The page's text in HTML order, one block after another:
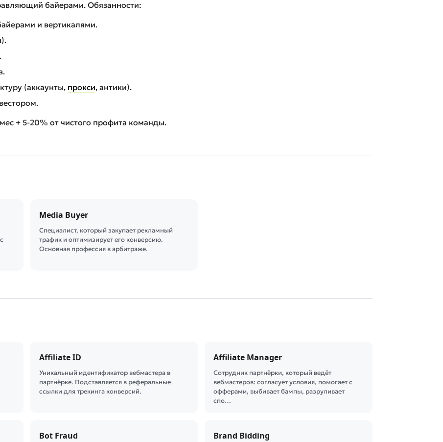
байерами. Обязанности:
и вертикалями.
(аккаунты, прокси, антики).
+ 5-20% от чистого профита команды.
Media Buyer
Специалист, который закупает рекламный
трафик и оптимизирует его конверсию.
Основная профессия в арбитраже.
Affiliate ID
Уникальный идентификатор вебмастера в
партнёрке. Подставляется в реферальные
ссылки для трекинга конверсий.
Affiliate Manager
Сотрудник партнёрки, который ведёт
вебмастеров: согласует условия, помогает с
офферами, выбивает бампы, разруливает
спо…
Bot Fraud Brand Bidding